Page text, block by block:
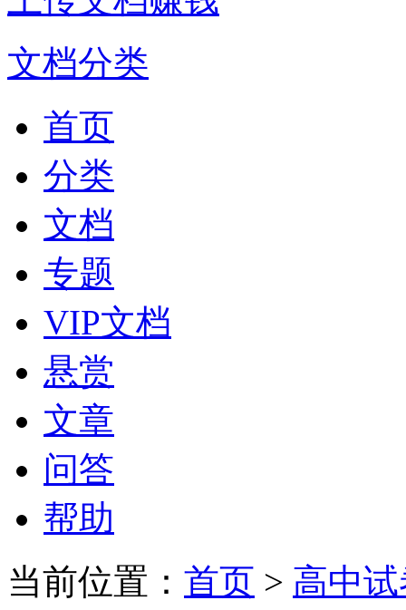
文档分类
首页
分类
文档
专题
VIP文档
悬赏
文章
问答
帮助
当前位置： 首页 > 高中